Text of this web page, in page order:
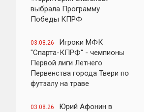
выбрала Программу
Победы КПРФ
03.08.26
Игроки МФК
"Спарта-КПРФ" - чемпионы
Первой лиги Летнего
Первенства города Твери по
футзалу на траве
03.08.26
Юрий Афонин в